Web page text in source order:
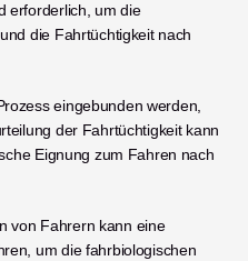
erforderlich, um die
die Fahrtüchtigkeit nach
eingebunden werden,
der Fahrtüchtigkeit kann
Eignung zum Fahren nach
von Fahrern kann eine
um die fahrbiologischen